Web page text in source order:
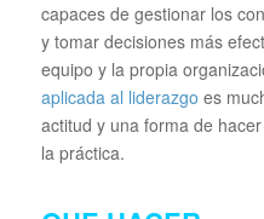
capaces de gestionar los
y tomar decisiones más
equipo y la propia
aplicada al liderazgo es
actitud y una forma de
la práctica.